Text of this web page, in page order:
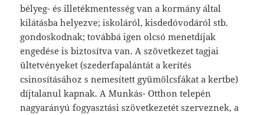
bélyeg- és illetékmentesség van a kormány által
kilátásba helyezve; iskoláról, kisdedóvodáról stb.
gondoskodnak; továbbá igen olcsó menetdíjak
engedése is biztosítva van. A szövetkezet tagjai
ültetvényeket (szederfapalántát a kerítés
csinosításához s nemesített gyümölcsfákat a kertbe)
díjtalanul kapnak. A Munkás- Otthon telepén
nagyarányú fogyasztási szövetkezetét szerveznek, a